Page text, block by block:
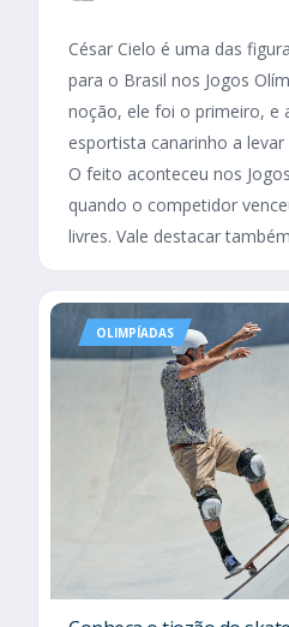
César Cielo é uma das
para o Brasil nos Jogos
noção, ele foi o primeiro, e
esportista canarinho a
O feito aconteceu nos
quando o competidor
livres. Vale destacar
OLIMPÍADAS